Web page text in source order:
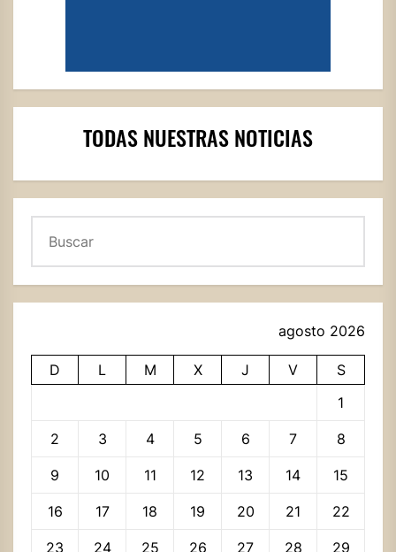
TODAS NUESTRAS NOTICIAS
agosto 2026
D L M X J V
S
1
2 3 4 5 6 7 8
9 10 11 12 13 14 15
16 17 18 19 20 21 22
23 24 25 26 27 28 29